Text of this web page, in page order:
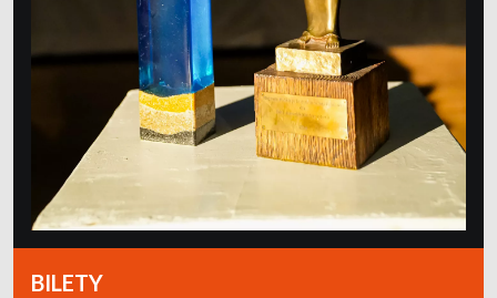
BILETY